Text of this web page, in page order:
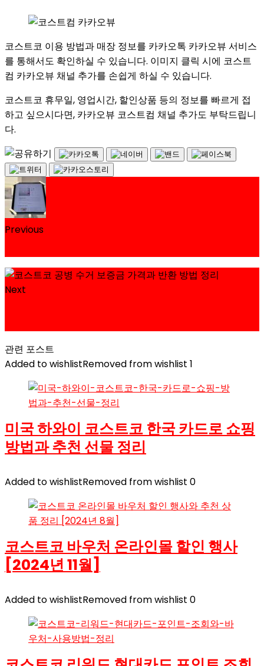
코스트코 이용 방법과 매장 정보를 카카오톡 카카오뷰 서비스
를 통해서도 확인하실 수 있습니다. 이미지 클릭 시에 코스트
컴 카카오뷰 채널 추가를 손쉽게 하실 수 있습니다.
코스트코 휴무일, 영업시간, 할인상품 등의 정보를 빠르게 접
하고 싶으시다면, 카카오뷰 코스트컴 채널 추가도 부탁드립니
다.
Previous
Next
관련 포스트
Added to wishlistRemoved from wishlist 1
미국 하와이 코스트코 한국 카드로 쇼핑
방법과 추천 선물 정리
Added to wishlistRemoved from wishlist 0
코스트코 바우처 온라인몰 할인 행사
[2024년 11월]
Added to wishlistRemoved from wishlist 0